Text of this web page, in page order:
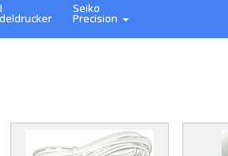
Seiko
Precision